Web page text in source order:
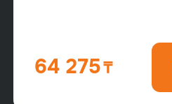
64 275